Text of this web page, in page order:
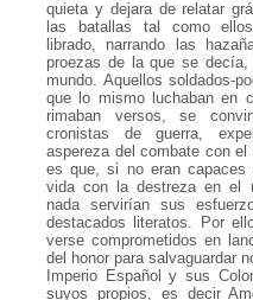
quieta y dejara de relatar
las batallas tal como
librado, narrando las
proezas de la que se decía,
mundo. Aquellos soldados-
que lo mismo luchaban en
rimaban versos, se
cronistas de guerra,
aspereza del combate con
es que, si no eran capaces
vida con la destreza en el
nada servirían sus
destacados literatos. Por
verse comprometidos en
del honor para salvaguardar
Imperio Español y sus
suyos propios, es decir